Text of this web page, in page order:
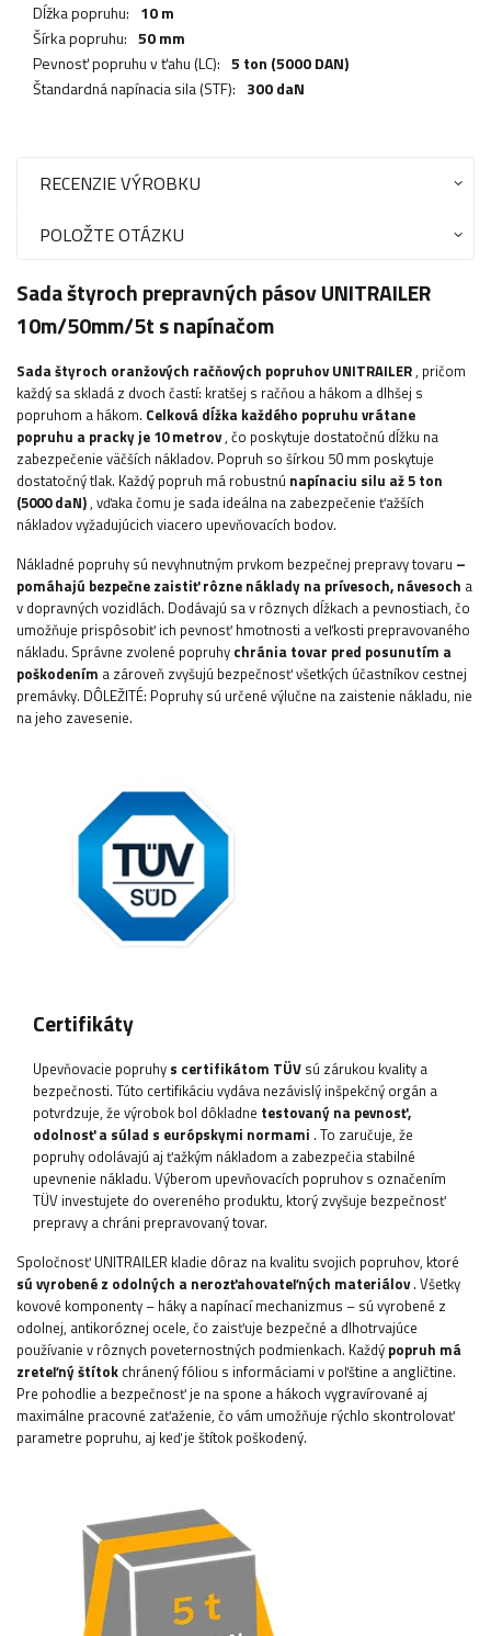
Dĺžka popruhu: 10 m
Šírka popruhu: 50 mm
Pevnosť popruhu v ťahu (LC): 5 ton (5000 DAN)
Štandardná napínacia sila (STF): 300 daN
RECENZIE VÝROBKU
POLOŽTE OTÁZKU
Sada štyroch prepravných pásov UNITRAILER
10m/50mm/5t s napínačom
Sada štyroch oranžových račňových popruhov UNITRAILER, pričom
každý sa skladá z dvoch častí: kratšej s račňou a hákom a dlhšej s
popruhom a hákom. Celková dĺžka každého popruhu vrátane
popruhu a pracky je 10 metrov, čo poskytuje dostatočnú dĺžku na
zabezpečenie väčších nákladov. Popruh so šírkou 50 mm poskytuje
dostatočný tlak. Každý popruh má robustnú napínaciu silu až 5 ton
(5000 daN), vďaka čomu je sada ideálna na zabezpečenie ťažších
nákladov vyžadujúcich viacero upevňovacích bodov.
Nákladné popruhy sú nevyhnutným prvkom bezpečnej prepravy tovaru –
pomáhajú bezpečne zaistiť rôzne náklady na prívesoch, návesoch a
v dopravných vozidlách. Dodávajú sa v rôznych dĺžkach a pevnostiach, čo
umožňuje prispôsobiť ich pevnosť hmotnosti a veľkosti prepravovaného
nákladu. Správne zvolené popruhy chránia tovar pred posunutím a
poškodením a zároveň zvyšujú bezpečnosť všetkých účastníkov cestnej
premávky. DÔLEŽITÉ: Popruhy sú určené výlučne na zaistenie nákladu, nie
na jeho zavesenie.
Certifikáty
Upevňovacie popruhy s certifikátom TÜV sú zárukou kvality a
bezpečnosti. Túto certifikáciu vydáva nezávislý inšpekčný orgán a
potvrdzuje, že výrobok bol dôkladne testovaný na pevnosť,
odolnosť a súlad s európskymi normami . To zaručuje, že
popruhy odolávajú aj ťažkým nákladom a zabezpečia stabilné
upevnenie nákladu. Výberom upevňovacích popruhov s označením
TÜV investujete do overeného produktu, ktorý zvyšuje bezpečnosť
prepravy a chráni prepravovaný tovar.
Spoločnosť UNITRAILER kladie dôraz na kvalitu svojich popruhov, ktoré
sú vyrobené z odolných a nerozťahovateľných materiálov. Všetky
kovové komponenty – háky a napínací mechanizmus – sú vyrobené z
odolnej, antikoróznej ocele, čo zaisťuje bezpečné a dlhotrvajúce
používanie v rôznych poveternostných podmienkach. Každý popruh má
zreteľný štítok chránený fóliou s informáciami v poľštine a angličtine.
Pre pohodlie a bezpečnosť je na spone a hákoch vygravírované aj
maximálne pracovné zaťaženie, čo vám umožňuje rýchlo skontrolovať
parametre popruhu, aj keď je štítok poškodený.